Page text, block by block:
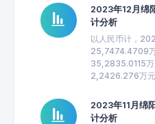
2023年12月绵
计分析
以人民币计，
25,7474.4709
35,2835.0115万
2,2426.276万元
2023年11月绵
计分析